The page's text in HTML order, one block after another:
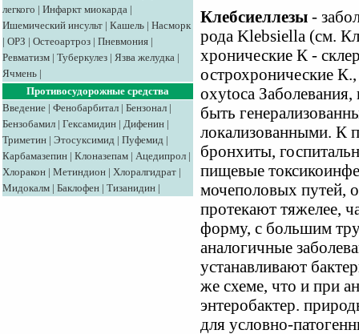
легкого | Инфаркт миокарда |
Ишемический инсульт | Кашель | Насморк
| ОРЗ | Остеоартроз | Пневмония |
Ревматизм | Туберкулез | Язва желудка |
Ячмень |
Противосудорожные средства
Введение | Фенобарбитал | Бензонал |
Бензобамил | Гексамидин | Дифенин |
Триметин | Этосуксимид | Пуфемид |
Карбамазепин | Клоназепам | Ацедипрол |
Хлоракон | Метиндион | Хлоралгидрат |
Мидокалм | Баклофен | Тизанидин |
Клебсиеллезы -
рода Klebsiella (см.
хронические К -
острохронические
oxytoca
быть
локализованными. К
бронхиты,
пищевые
мочеполовых путей,
протекают тяжелее,
форму, с большим
аналогичные
устанавливают
же схеме, что и при
энтеробактер.
для условно-